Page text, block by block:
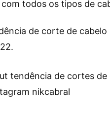
todos os tipos de
de corte de
nikcabral